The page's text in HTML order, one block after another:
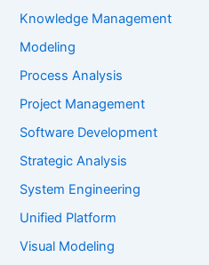
Knowledge Management
Modeling
Process Analysis
Project Management
Software Development
Strategic Analysis
System Engineering
Unified Platform
Visual Modeling